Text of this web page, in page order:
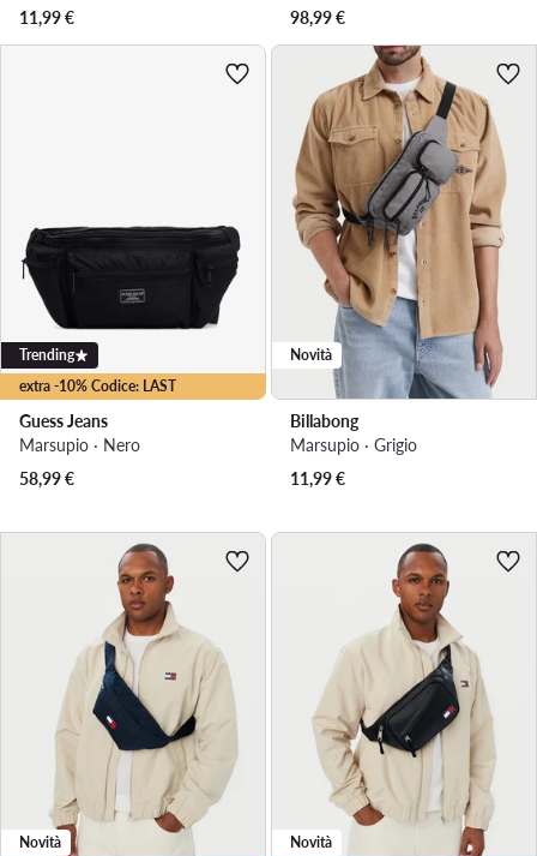
11,99€
98,99€
extra -10% Codice: LAST
Trending
Guess Jeans
Marsupio · Nero
58,99€
Novità
Billabong
Marsupio · Grigio
11,99€
Novità Novità